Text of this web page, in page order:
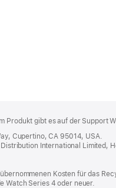
Produkt gibt es auf der Support
Cupertino, CA 95014, USA.
International Limited,
Kosten für das
Watch Series 4 oder neuer.